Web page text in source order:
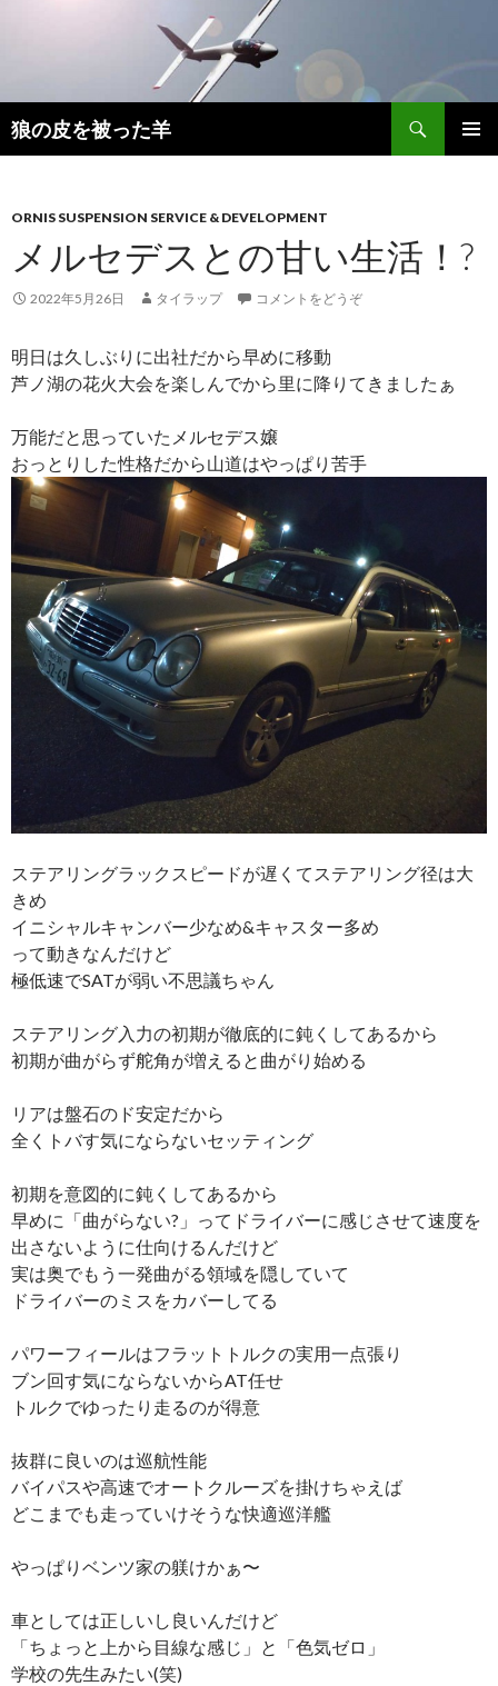
狼の皮を被った羊
検
索
ン
へ
移
ORNIS SUSPENSION SERVICE & DEVELOPMENT
メルセデスとの甘い生活！?
2022年5月26日 タイラップ コメントをどうぞ
明日は久しぶりに出社だから早めに移動
芦ノ湖の花火大会を楽しんでから里に降りてきましたぁ
万能だと思っていたメルセデス嬢
おっとりした性格だから山道はやっぱり苦手
ステアリングラックスピードが遅くてステアリング径は大
きめ
イニシャルキャンバー少なめ&キャスター多め
って動きなんだけど
極低速でSATが弱い不思議ちゃん
ステアリング入力の初期が徹底的に鈍くしてあるから
初期が曲がらず舵角が増えると曲がり始める
リアは盤石のド安定だから
全くトバす気にならないセッティング
初期を意図的に鈍くしてあるから
早めに「曲がらない?」ってドライバーに感じさせて速度を
出さないように仕向けるんだけど
実は奥でもう一発曲がる領域を隠していて
ドライバーのミスをカバーしてる
パワーフィールはフラットトルクの実用一点張り
ブン回す気にならないからAT任せ
トルクでゆったり走るのが得意
抜群に良いのは巡航性能
バイパスや高速でオートクルーズを掛けちゃえば
どこまでも走っていけそうな快適巡洋艦
やっぱりベンツ家の躾けかぁ〜
車としては正しいし良いんだけど
「ちょっと上から目線な感じ」と「色気ゼロ」
学校の先生みたい(笑)